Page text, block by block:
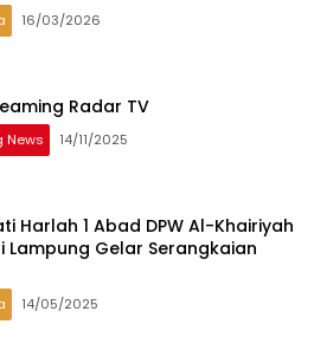
16/03/2026
Radar TV
News 14/11/2025
Harlah 1 Abad DPW Al-Khairiyah
Lampung Gelar Serangkaian
14/05/2025